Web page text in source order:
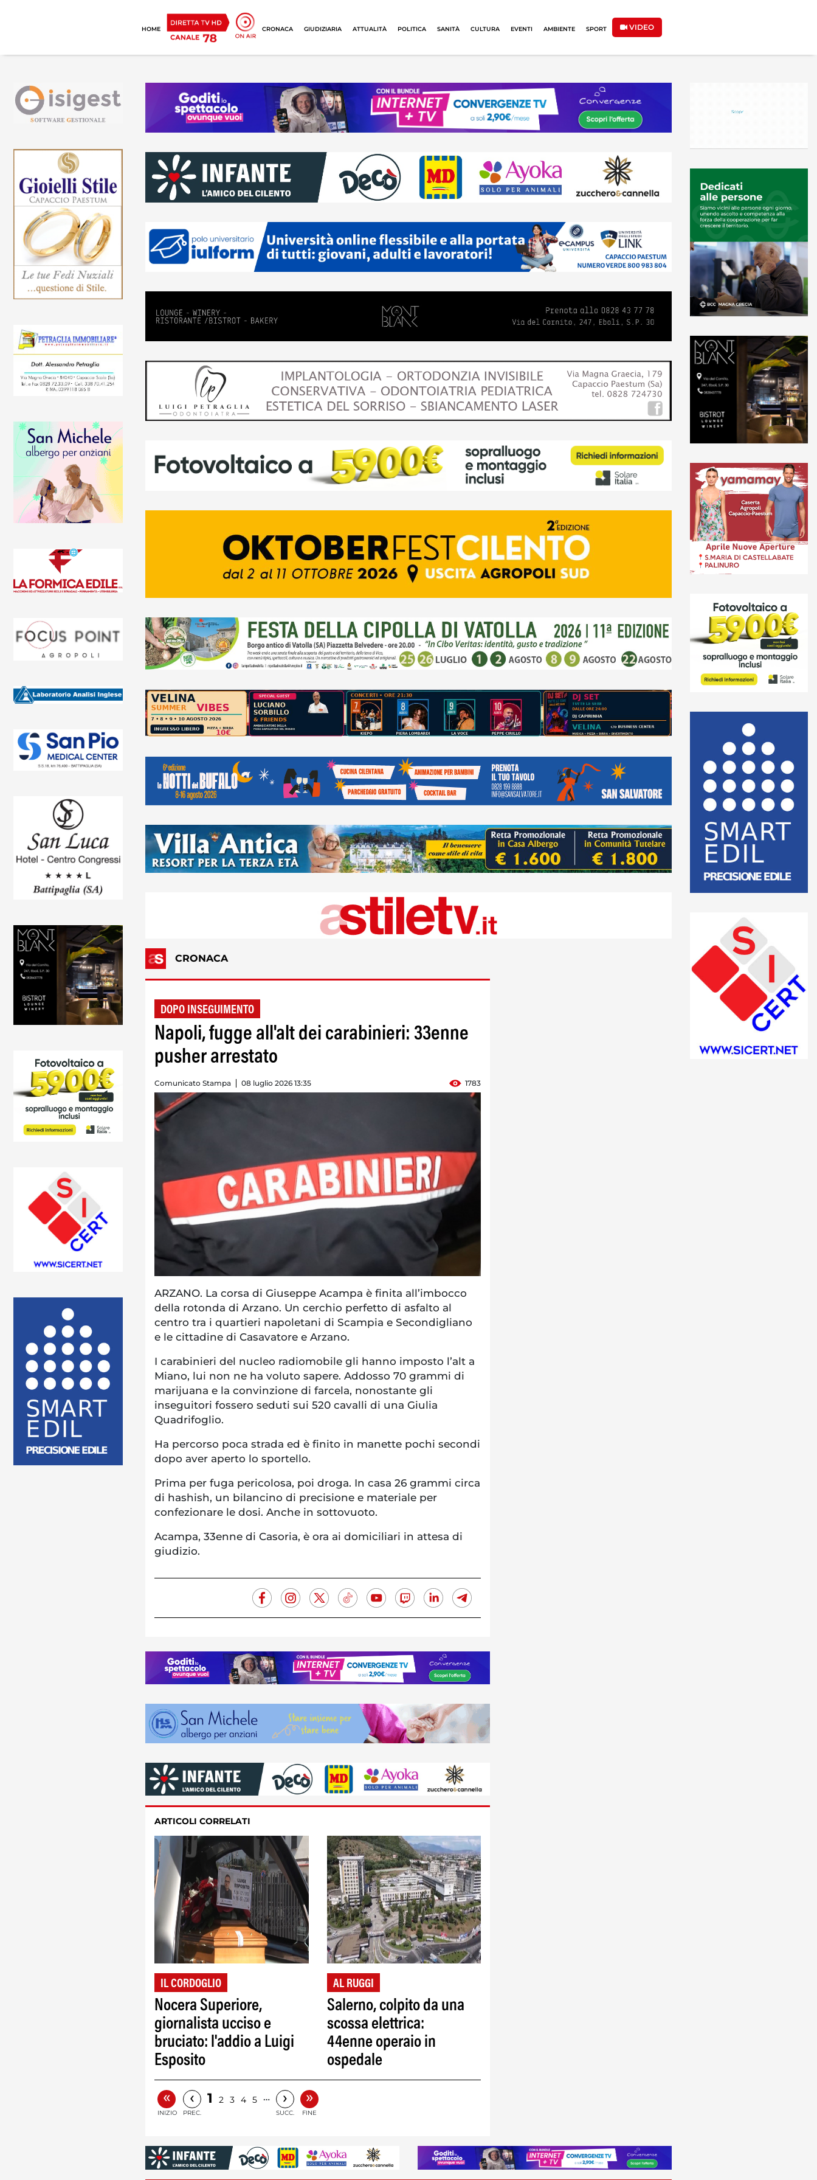
HOME CRONACA GIUDIZIARIA ATTUALITÀ POLITICA SANITÀ CULTURA EVENTI AMBIENTE SPORT VIDEO
CRONACA
DOPO INSEGUIMENTO
Napoli, fugge all'alt dei carabinieri: 33enne
pusher arrestato
Comunicato Stampa 08 luglio 2026 13:35 1783
ARZANO. La corsa di Giuseppe Acampa è finita all’imbocco
della rotonda di Arzano. Un cerchio perfetto di asfalto al
centro tra i quartieri napoletani di Scampia e Secondigliano
e le cittadine di Casavatore e Arzano.
I carabinieri del nucleo radiomobile gli hanno imposto l’alt a
Miano, lui non ne ha voluto sapere. Addosso 70 grammi di
marijuana e la convinzione di farcela, nonostante gli
inseguitori fossero seduti sui 520 cavalli di una Giulia
Quadrifoglio.
Ha percorso poca strada ed è finito in manette pochi secondi
dopo aver aperto lo sportello.
Prima per fuga pericolosa, poi droga. In casa 26 grammi circa
di hashish, un bilancino di precisione e materiale per
confezionare le dosi. Anche in sottovuoto.
Acampa, 33enne di Casoria, è ora ai domiciliari in attesa di
giudizio.
ARTICOLI CORRELATI
IL CORDOGLIO
Nocera Superiore,
giornalista ucciso e
bruciato: l'addio a Luigi
Esposito
AL RUGGI
Salerno, colpito da una
scossa elettrica:
44enne operaio in
ospedale
«
INIZIO
‹
PREC.
1 2 3 4 5 … ›
SUCC.
»
FINE